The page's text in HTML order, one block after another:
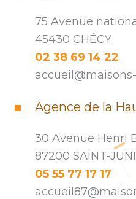
75 Avenue
45430 CHÉCY
02 38 69 14 22
Agence de la
30 Avenue Henri
87200 SAINT-
05 55 77 17 17